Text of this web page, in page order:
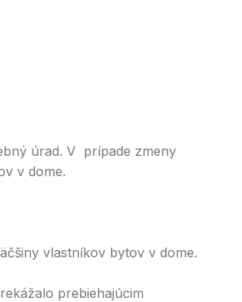
úrad. V prípade zmeny
v dome.
vlastníkov bytov v dome.
prebiehajúcim